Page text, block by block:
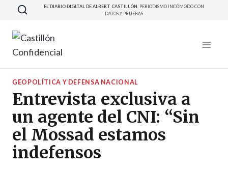
Saltar
contenido
EL DIARIO DIGITAL DE ALBERT CASTILLÓN. PERIODISMO INCÓMODO CON
DATOS Y PRUEBAS
GEOPOLÍTICA Y DEFENSA NACIONAL
Entrevista exclusiva a
un agente del CNI: “Sin
el Mossad estamos
indefensos